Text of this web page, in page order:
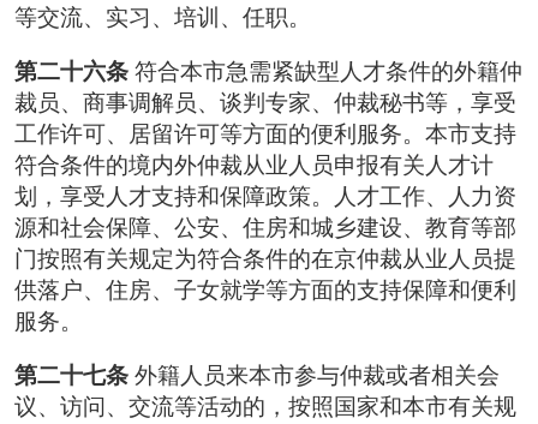
等交流、实习、培训、任职。
第二十六条符合本市急需紧缺型人才条件的外籍仲
裁员、商事调解员、谈判专家、仲裁秘书等，享受
工作许可、居留许可等方面的便利服务。本市支持
符合条件的境内外仲裁从业人员申报有关人才计
划，享受人才支持和保障政策。人才工作、人力资
源和社会保障、公安、住房和城乡建设、教育等部
门按照有关规定为符合条件的在京仲裁从业人员提
供落户、住房、子女就学等方面的支持保障和便利
服务。
第二十七条外籍人员来本市参与仲裁或者相关会
议、访问、交流等活动的，按照国家和本市有关规